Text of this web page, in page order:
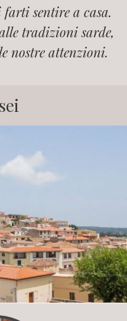
sentire a casa.
tradizioni sarde,
nostre attenzioni.